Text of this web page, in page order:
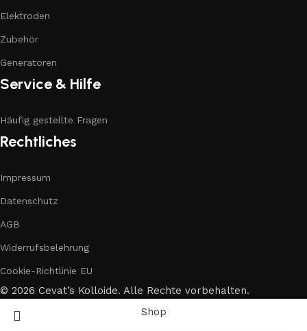
Elektroden
Zubehör
Generatoren
Service & Hilfe
Häufig gestellte Fragen
Rechtliches
Impressum
Datenschutz
AGB
Widerrufsbelehrung
Cookie-Richtlinie EU
© 2026 Cevat’s Kolloide. Alle Rechte vorbehalten.
Shop